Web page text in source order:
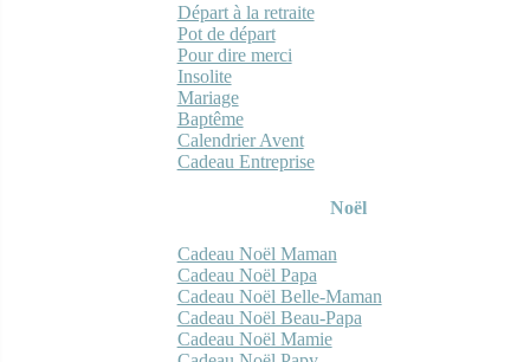
Départ à la retraite
Pot de départ
Pour dire merci
Insolite
Mariage
Baptême
Calendrier Avent
Cadeau Entreprise
Noël
Cadeau Noël Maman
Cadeau Noël Papa
Cadeau Noël Belle-Maman
Cadeau Noël Beau-Papa
Cadeau Noël Mamie